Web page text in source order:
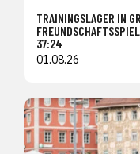
TRAININGSLAGER IN
37:24
01.08.26